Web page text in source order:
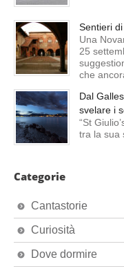
Sentieri
Una
25
che
Dal
svelare i
“St
tra la sua
Categorie
Cantastorie
Curiosità
Dove dormire